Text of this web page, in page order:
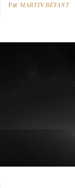
Par MARTIN BETANT